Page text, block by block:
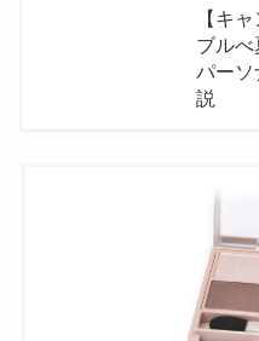
【キ
ブル
パー
説